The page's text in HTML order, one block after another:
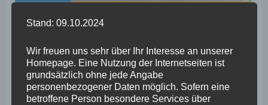
Wefelscheid
zur
Änderung
des
14
Stand: 09.10.2024
Wir freuen uns sehr über Ihr Interesse an unserer
Homepage. Eine Nutzung der Internetseiten ist
grundsätzlich ohne jede Angabe
personenbezogener Daten möglich. Sofern eine
betroffene Person besondere Services über